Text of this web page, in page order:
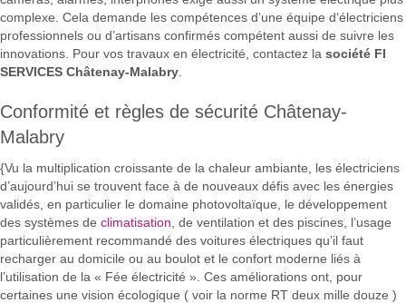
complexe. Cela demande les compétences d’une équipe d’électriciens
professionnels ou d’artisans confirmés compétent aussi de suivre les
innovations. Pour vos travaux en électricité, contactez la société FI
SERVICES Châtenay-Malabry
Conformité et règles de sécurité Châtenay-
Malabry
{Vu la multiplication croissante de la chaleur ambiante, les électriciens
d’aujourd’hui se trouvent face à de nouveaux défis avec les énergies
validés, en particulier le domaine photovoltaïque, le développement
des systèmes de climatisation , de ventilation et des piscines, l’usage
particulièrement recommandé des voitures électriques qu’il faut
recharger au domicile ou au boulot et le confort moderne liés à
l’utilisation de la « Fée électricité ». Ces améliorations ont, pour
certaines une vision écologique ( voir la norme RT deux mille douze )